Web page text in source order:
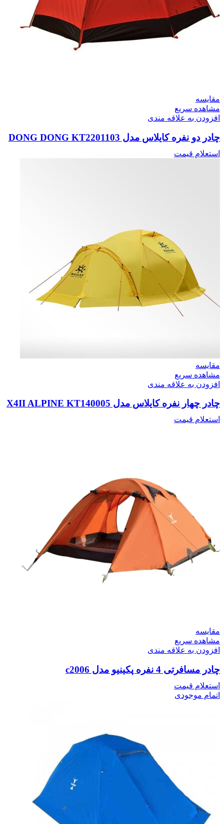
مقایسه
مشاهده سریع
افزودن به علاقه مندی
چادر دو نفره کایلاس مدل DONG DONG KT2201103
استعلام قیمت
مقایسه
مشاهده سریع
افزودن به علاقه مندی
چادر چهار نفره کایلاس مدل X4II ALPINE KT140005
استعلام قیمت
مقایسه
مشاهده سریع
افزودن به علاقه مندی
چادر مسافرتی 4 نفره پکینیو مدل c2006
استعلام قیمت
اتمام موجودی